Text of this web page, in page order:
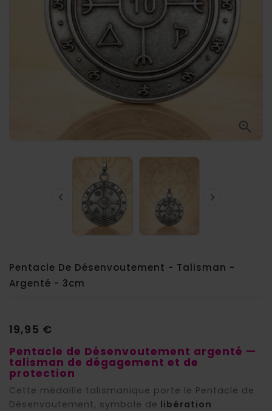

 
Pentacle De Désenvoutement - Talisman -
Argenté - 3cm
19,95 €
Pentacle de Désenvoutement argenté —
talisman de dégagement et de
protection
Cette médaille talismanique porte le Pentacle de
Désenvoutement, symbole de libération